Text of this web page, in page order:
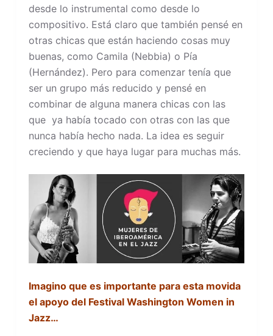
desde lo instrumental como desde lo
compositivo. Está claro que también pensé en
otras chicas que están haciendo cosas muy
buenas, como Camila (Nebbia) o Pía
(Hernández). Pero para comenzar tenía que
ser un grupo más reducido y pensé en
combinar de alguna manera chicas con las
que ya había tocado con otras con las que
nunca había hecho nada. La idea es seguir
creciendo y que haya lugar para muchas más.
Imagino que es importante para esta movida
el apoyo del Festival Washington Women in
Jazz…